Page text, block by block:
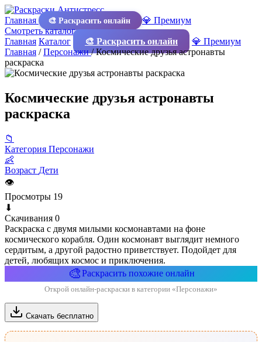
Главная 🎨 Раскрасить онлайн
💎 Премиум
Смотреть каталог
Главная Каталог 🎨 Раскрасить онлайн
💎 Премиум
Главная /Персонажи/Космические друзья астронавты
раскраска
Космические друзья астронавты
раскраска
📁
Категория Персонажи
👶
Возраст Дети
👁
Просмотры 19
⬇
Скачивания 0
Раскраска с двумя милыми космонавтами на фоне
космического корабля. Один космонавт выглядит немного
сердитым, а другой радостно приветствует. Подойдет для
детей, любящих космос и приключения.
🎨Раскрасить похожие онлайн
Открой онлайн-раскраски в категории «Персонажи»
Скачать бесплатно